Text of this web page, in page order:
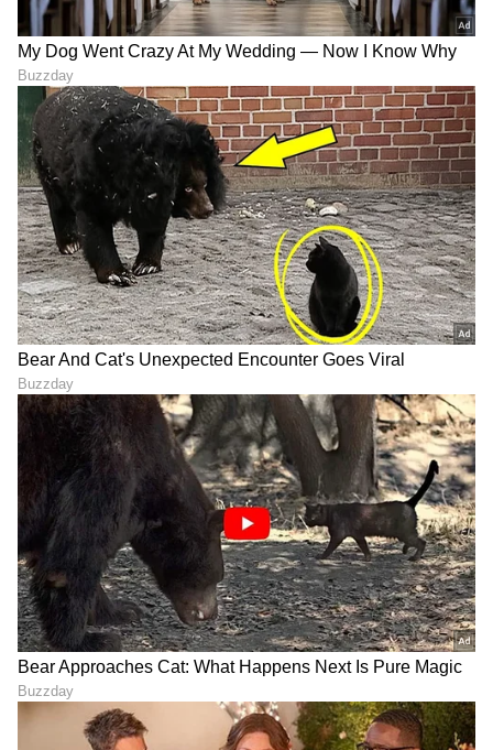
ಥಂಡರಿಂಗ್‌ ಬಾಸ್‌ ಬಳಸಬಹುದು. ಯೂಸರ್‌ ಮ್ಯಾನುವಲ್
ಇಕ್ಯೂ (EQ) ಕಂಟ್ರೋಲ್ಸ್ ಮೂಲಕ ತಮಗೆ ಬೇಕಾದಂತೆ
ಧ್ವನಿಯನ್ನು ಮತ್ತಷ್ಟು ನಿಖರವಾಗಿ ಟ್ಯೂನ್
ಮಾಡಿಕೊಳ್ಳಬಹುದು.
ಗೇಮರ್‌ಗಳಿಗಾಗಿ, OPPO Alive Audio ಒಂದು ಆಕರ್ಷಕ
ಆಯಾಮವನ್ನು ಸೇರಿಸಿದೆ. ಇದು ತಲ್ಲೀನಗೊಳಿಸುವ ಸೌಂಡ್
ಸ್ಟೇಜ್ ಅನ್ನು ರಚಿಸಲು ಸ್ಪೇಷಿಯಲ್ ಆಡಿಯೋ
ಅಲ್ಗಾರಿದಮ್‌ಗಳನ್ನು ಬಳಸುತ್ತದೆ. ಇದರ ಸಹಾಯದಿಂದ
ನಿಮ್ಮ ಎಡಭಾಗದಿಂದ ಬರುವ ಹೆಜ್ಜೆಯ ಸದ್ದು ಅಥವಾ ನಿಮ್ಮ
ಹಿಂಭಾಗದಲ್ಲಿ ಆಗುವ ದೂರದ ಸ್ಫೋಟದ ಶಬ್ದವನ್ನು ನೀವು
ನಿಖರವಾಗಿ ಗುರುತಿಸಬಹುದು. ಗೇಮ್‌ ಸೌಂಡ್‌ ಎಫೆಕ್ಟ್‌
ಮೋಡ್ ಅನ್ನು ವಿಶೇಷವಾಗಿ ಗೇಮಿಂಗ್‌ಗಾಗಿ ಆಪ್ಟಿಮೈಸ್
ಮಾಡಲಾಗಿದ್ದು, ಸ್ಪರ್ಧಾತ್ಮಕ ಗೇಮ್‌ಗಳಲ್ಲಿ ಅಗತ್ಯವಿರುವ
ಸ್ಪೇಷಿಯಲ್ ಸುಳಿವುಗಳನ್ನು ಹೆಚ್ಚಿಸುತ್ತದೆ. ಹೈ-ರೆಸ್ ಆಡಿಯೋ
ಬೆಂಬಲವಿರುವ ಈ 12mm ಡ್ರೈವರ್, ₹5,000 ಒಳಗಿನ ಇತರ
ಇಯರ್‌ಬಡ್ಸ್‌ಗಳಿಗಿಂತ ಹೆಚ್ಚು ತೊಡಗಿಸಿಕೊಳ್ಳುವ ಗೇಮಿಂಗ್
ಅನುಭವವನ್ನು ಖಾತ್ರಿಪಡಿಸುತ್ತದೆ.
ದೈನಂದಿನ ಮಲ್ಟಿಟಾಸ್ಕಿಂಗ್‌ಗಾಗಿ ವಿನ್ಯಾಸ
ಬಳಕೆದಾರರು ಸ್ಪಾಟಿಫೈ ಪ್ಲೇಲಿಸ್ಟ್‌ನಿಂದ ವರ್ಕ್ ಕಾಲ್‌ಗೆ,